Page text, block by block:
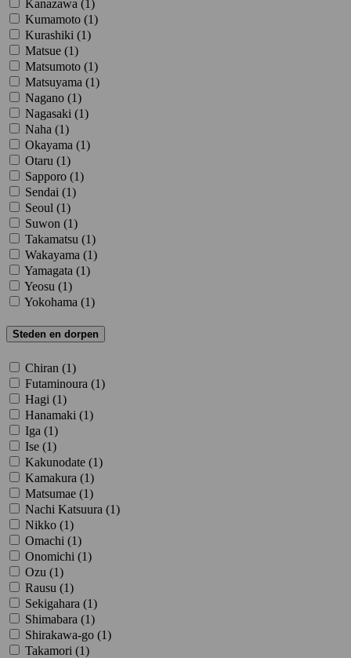
Kanazawa (1 )
Kumamoto (1)
Kurashiki (1)
Matsue (1)
Matsumoto (1)
Matsuyama (1)
Nagano (1)
Nagasaki (1)
Naha (1)
Okayama (1)
Otaru (1)
Sapporo (1)
Sendai (1)
Seoul (1)
Suwon (1)
Takamatsu (1)
Wakayama (1)
Yamagata (1)
Yeosu (1)
Yokohama (1)
Steden en dorpen
Chiran (1)
Futaminoura (1)
Hagi (1)
Hanamaki (1)
Iga (1)
Ise (1)
Kakunodate (1)
Kamakura (1)
Matsumae (1)
Nachi Katsuura (1)
Nikko (1)
Omachi (1)
Onomichi (1)
Ozu (1)
Rausu (1)
Sekigahara (1)
Shimabara (1)
Shirakawa-go (1)
Takamori (1)